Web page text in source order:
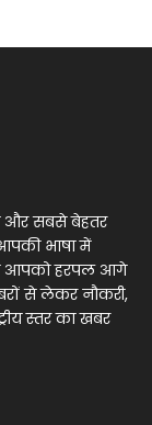
और सबसे बेहतर
भाषा में
आपको हरपल आगे
से लेकर नौकरी,
स्तर का खबर